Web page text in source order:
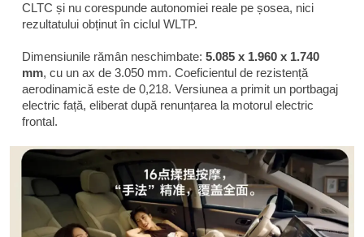
CLTC și nu corespunde autonomiei reale pe șosea, nici
rezultatului obținut în ciclul WLTP.
Dimensiunile rămân neschimbate: 5.085 x 1.960 x 1.740
mm, cu un ax de 3.050 mm. Coeficientul de rezistență
aerodinamică este de 0,218. Versiunea a primit un portbagaj
electric față, eliberat după renunțarea la motorul electric
frontal.